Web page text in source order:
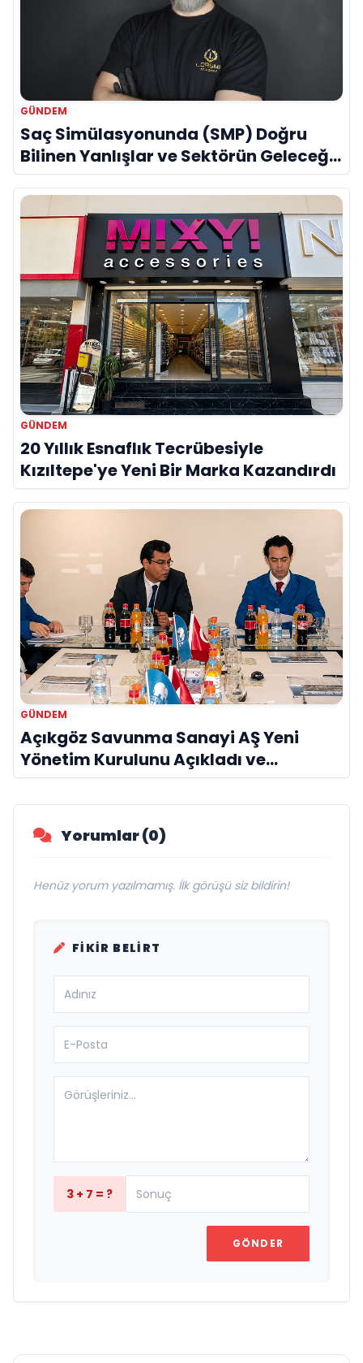
GÜNDEM
Saç Simülasyonunda (SMP) Doğru
Bilinen Yanlışlar ve Sektörün Geleceği:
Onur Akdeniz ile Özel Röportaj
GÜNDEM
20 Yıllık Esnaflık Tecrübesiyle
Kızıltepe'ye Yeni Bir Marka Kazandırdı
GÜNDEM
Açıkgöz Savunma Sanayi AŞ Yeni
Yönetim Kurulunu Açıkladı ve
Savunma Sanayinde Küresel Vizyon
Vurgusu
Yorumlar (0)
Henüz yorum yazılmamış. İlk görüşü siz bildirin!
FIKIR BELIRT
3 + 7 = ?
GÖNDER